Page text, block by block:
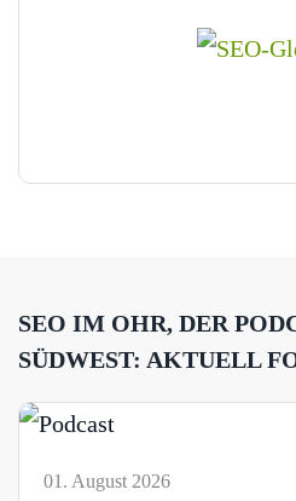
SEO IM OHR, DER
SÜDWEST: AKTUELL
01. August 2026